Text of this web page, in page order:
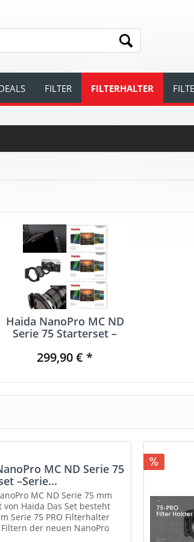
FILTER FILTERHALTER
Haida NanoPro MC ND
Serie 75 Starterset –
299,90 € *
MC ND Serie 75
–Serie...
MC ND Serie 75 mm
von Haida Das Set besteht
Serie 75 PRO Filterhalter
der neuen NanoPro